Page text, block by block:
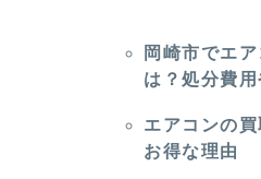
岡崎市でエ
は？処分費
エアコンの
お得な理由